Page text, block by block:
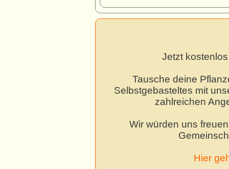
Jetzt
Tausche deine
Selbstgebasteltes mit
zahlreichen
Wir würden uns
Hier